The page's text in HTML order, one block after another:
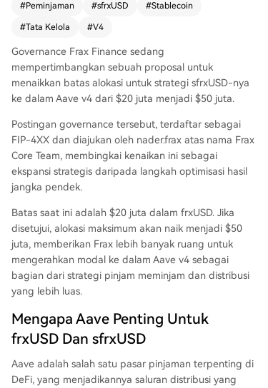
kelola berdasarkan kondisi likuiditas dan penilai
an risiko. Keputusan akhir berada di tangan pe
megang suara governance. Langkah ini mencer
minkan persaingan antar protokol stablecoin unt
uk mendapatkan distribusi di venue DeFi utama
dan menunjukkan bagaimana protokol mengelol
a pertumbuhan melalui peningkatan batas secar
a bertahap, bukan penyebaran tanpa batas.
#Peminjaman #sfrxUSD #Stablecoin
#Tata Kelola #V4
Governance Frax Finance sedang
mempertimbangkan sebuah proposal untuk
menaikkan batas alokasi untuk strategi sfrxUSD-nya
ke dalam Aave v4 dari $20 juta menjadi $50 juta.
Postingan governance tersebut, terdaftar sebagai
FIP-4XX dan diajukan oleh nader.frax atas nama Frax
Core Team, membingkai kenaikan ini sebagai
ekspansi strategis daripada langkah optimisasi hasil
jangka pendek.
Batas saat ini adalah $20 juta dalam frxUSD. Jika
disetujui, alokasi maksimum akan naik menjadi $50
juta, memberikan Frax lebih banyak ruang untuk
mengerahkan modal ke dalam Aave v4 sebagai
bagian dari strategi pinjam meminjam dan distribusi
yang lebih luas.
Mengapa Aave Penting Untuk
frxUSD Dan sfrxUSD
Aave adalah salah satu pasar pinjaman terpenting di
DeFi, yang menjadikannya saluran distribusi yang